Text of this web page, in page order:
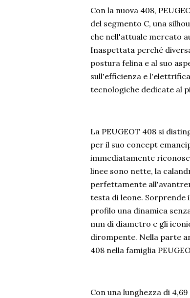
Con la nuova 408,
del segmento C, una
che nell'attuale mercato
Inaspettata perché
postura felina e al suo
sull'efficienza e
tecnologiche dedicate al
La PEUGEOT 408 si
per il suo concept
immediatamente
linee sono nette, la
perfettamente
testa di leone.
profilo una dinamica
mm di diametro e gli
dirompente. Nella parte
408 nella famiglia
Con una lunghezza di